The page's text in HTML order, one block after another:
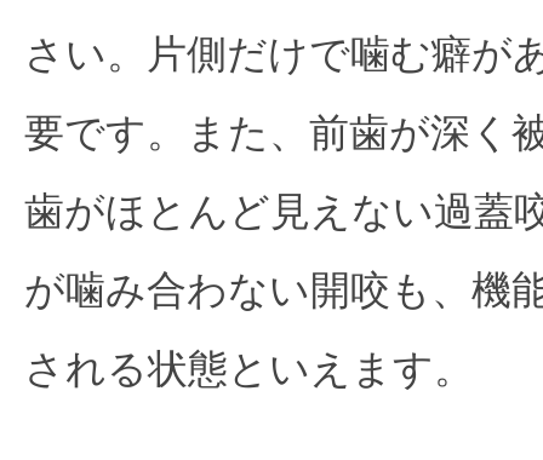
さい。片側だけで噛む癖が
要です。また、前歯が深く
歯がほとんど見えない過蓋
が噛み合わない開咬も、機
される状態といえます。